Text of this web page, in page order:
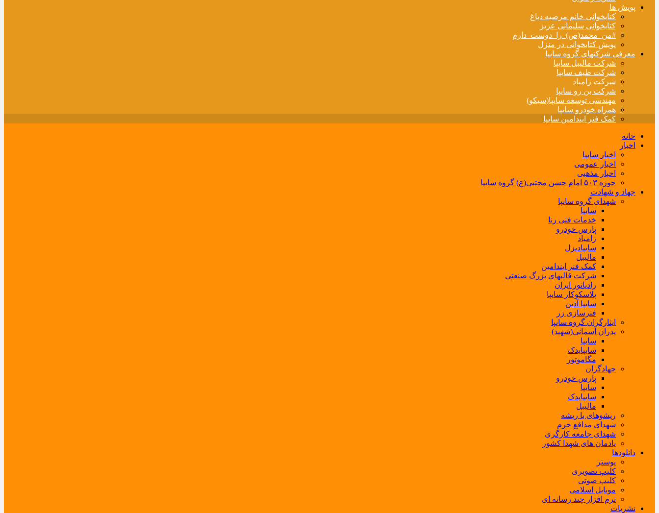
پویش ها
کتابخوانی خانم مرضیه دباغ
کتابخوانی سلیمانی عزیز
#من_محمد(ص)_را_دوست_دارم
پویش کتابخوانی در منزل
معرفی شرکتهای گروه سایپا
شرکت مالیبل سایپا
شرکت طیف سایپا
شرکت زامیاد
شرکت بن رو سایپا
مهندسی توسعه سایپا(سیکو)
همراه خودرو سایپا
کمک فنر ایندامین سایپا
خانه
اخبار
اخبار سایپا
اخبار عمومی
اخبار مذهبی
حوزه ۵۰۳ امام حسن مجتبی(ع) گروه سایپا
جهاد و شهادت
شهدای گروه سایپا
سایپا
خدمات فنی رنا
پارس خودرو
زامیاد
سایپادیزل
مالیبل
کمک فنر ایندامین
شرکت قالبهای بزرگ صنعتی
رادیاتور ایران
پلاسکوکار سایپا
سایپا آذین
فنرسازی زر
ایثارگران گروه سایپا
پدران آسمانی(شهید)
سایپا
سایپایدک
مگاموتور
جهادگران
پارس خودرو
سایپا
سایپایدک
مالیبل
ریشوهای با ریشه
شهدای مدافع حرم
شهدای جامعه کارگری
یادمان های شهدا کشور
دانلودها
پوستر
کلیپ تصویری
کلیپ صوتی
موبایل اسلامی
نرم افزار چند رسانه ای
نشریات